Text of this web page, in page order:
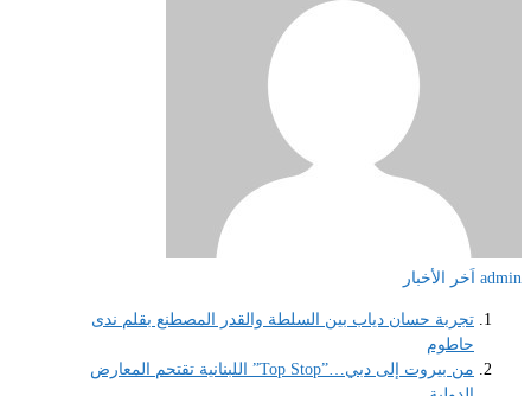
admin اَخر الأخبار
تجربة حسان دياب بين السلطة والقدر المصطنع بقلم ندى
حاطوم
من بيروت إلى دبي…”Top Stop” اللبنانية تقتحم المعارض